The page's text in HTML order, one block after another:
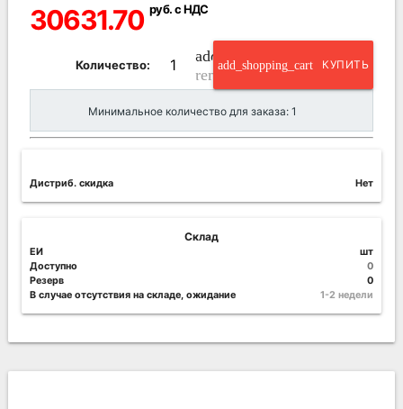
30631.70 руб. с НДС
Количество:
add_circle_outline
remove_circle_outline
add_shopping_cart КУПИТЬ
Минимальное количество для заказа: 1
Дистриб. скидка Нет
Склад
ЕИ
шт
Доступно
0
Резерв
0
В случае отсутствия на складе, ожидание
1-2 недели